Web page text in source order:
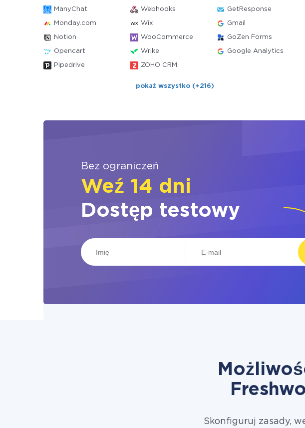
ManyChat Webhooks GetResponse
Monday.com Wix Gmail
Notion WooCommerce GoZen Forms
Opencart Wrike Google Analytics
Pipedrive ZOHO CRM
pokaż wszystko (+216)
Bez ograniczeń
Weź 14 dni
Dostęp testowy
Skonfiguruj zasady,